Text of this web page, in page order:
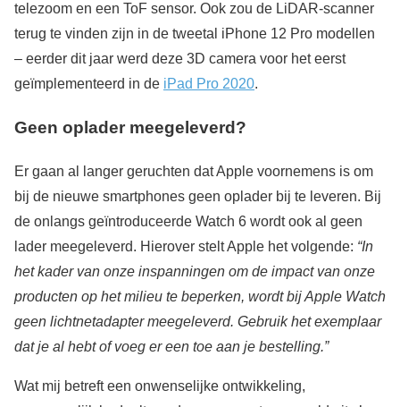
telezoom en een ToF sensor. Ook zou de LiDAR-scanner
terug te vinden zijn in de tweetal iPhone 12 Pro modellen
– eerder dit jaar werd deze 3D camera voor het eerst
geïmplementeerd in de iPad Pro 2020.
Geen oplader meegeleverd?
Er gaan al langer geruchten dat Apple voornemens is om
bij de nieuwe smartphones geen oplader bij te leveren. Bij
de onlangs geïntroduceerde Watch 6 wordt ook al geen
lader meegeleverd. Hierover stelt Apple het volgende: “In
het kader van onze inspanningen om de impact van onze
producten op het milieu te beperken, wordt bij Apple Watch
geen lichtnetadapter meegeleverd. Gebruik het exemplaar
dat je al hebt of voeg er een toe aan je bestelling.”
Wat mij betreft een onwenselijke ontwikkeling,